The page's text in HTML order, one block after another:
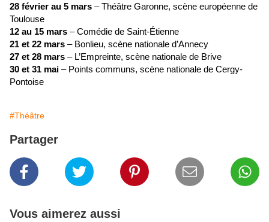
28 février au 5 mars – Théâtre Garonne, scène européenne de
Toulouse
12 au 15 mars – Comédie de Saint-Étienne
21 et 22 mars – Bonlieu, scène nationale d’Annecy
27 et 28 mars – L’Empreinte, scène nationale de Brive
30 et 31 mai – Points communs, scène nationale de Cergy-
Pontoise
#Théâtre
Partager
Vous aimerez aussi